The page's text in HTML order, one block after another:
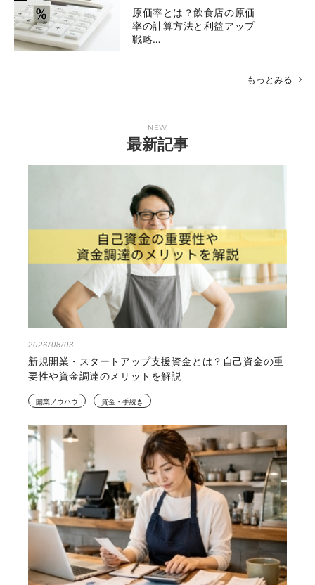
原価率とは？飲食店の原価
率の計算方法と利益アップ
戦略…
もっとみる
NEW
最新記事
2026/08/03
新規開業・スタートアップ支援資金とは？自己資金の重
要性や資金調達のメリットを解説
開業ノウハウ 資金・手続き